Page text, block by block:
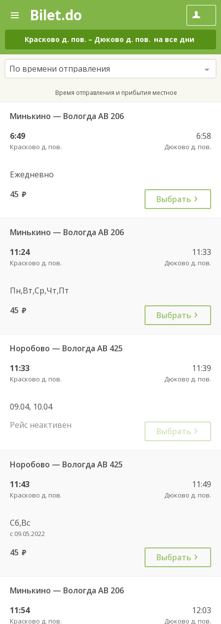
—
Поиск
и
покупка
билетов
на
автобус
онлайн
Bilet.do
Красково д. пов. – Дюково д. пов. на все дни
По времени отправления
Время отправления и прибытия местное
Минькино — Вологда АВ 206
6:49
Красково д. пов.
6:58
Дюково д. пов.
Ежедневно
45 руб. Выбрать
Минькино — Вологда АВ 206
11:24
Красково д. пов.
11:33
Дюково д. пов.
Пн,Вт,Ср,Чт,Пт
45 руб. Выбрать
Норобово — Вологда АВ 425
11:33
Красково д. пов.
11:39
Дюково д. пов.
09.04, 10.04
Рейс неактивен
Выбрать
Норобово — Вологда АВ 425
11:43
Красково д. пов.
11:49
Дюково д. пов.
Сб,Вс
с 09.05.2022
45 руб. Выбрать
Минькино — Вологда АВ 206
11:54
Красково д. пов.
12:03
Дюково д. пов.